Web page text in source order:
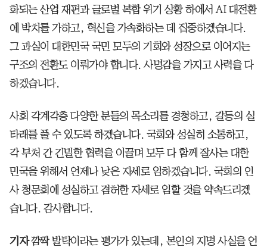
화되는 산업 재편과 글로벌 복합 위기 상황 하에서 AI 대전환
에 박차를 가하고, 혁신을 가속화하는 데 집중하겠습니다.
그 과실이 대한민국 국민 모두의 기회와 성장으로 이어지는
구조의 전환도 이뤄가야 합니다. 사명감을 가지고 사력을 다
하겠습니다.
사회 각계각층 다양한 분들의 목소리를 경청하고, 갈등의 실
타래를 풀 수 있도록 하겠습니다. 국회와 성실히 소통하고,
각 부처 간 긴밀한 협력을 이끌며 모두 다 함께 잘사는 대한
민국을 위해서 언제나 낮은 자세로 임하겠습니다. 국회의 인
사 청문회에 성실하고 겸허한 자세로 임할 것을 약속드리겠
습니다. 감사합니다.
기자깜짝 발탁이라는 평가가 있는데, 본인의 지명 사실을 언